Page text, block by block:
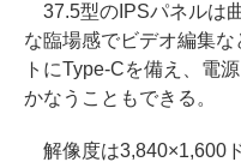
37.5型のIPSパネルは
な臨場感でビデオ編集
トにType-Cを備え、電
かなうこともできる。
解像度は3,840×1,600